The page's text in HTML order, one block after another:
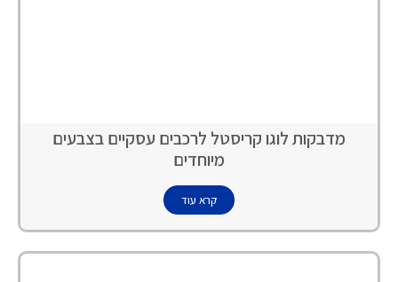
מדבקות לוגו קריסטל לרכבים עסקיים בצבעים
מיוחדים
קרא עוד